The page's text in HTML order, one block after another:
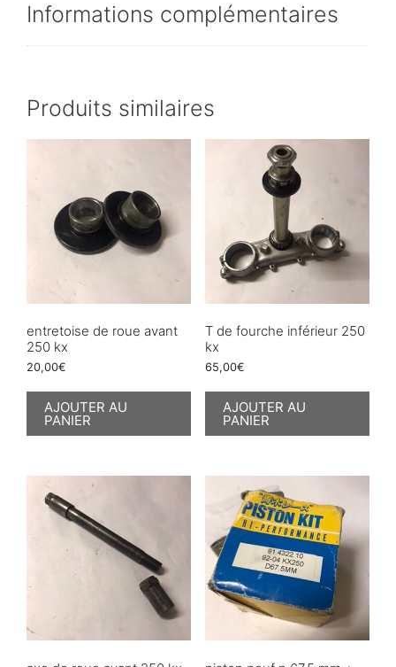
Informations complémentaires
Produits similaires
entretoise de roue avant
250 kx
20,00€
AJOUTER AU
PANIER
T de fourche inférieur 250
kx
65,00€
AJOUTER AU
PANIER